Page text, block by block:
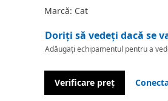
Marcă: Cat
Doriți să vedeți dacă se
Adăugați echipamentul pentru a
Verificare preț